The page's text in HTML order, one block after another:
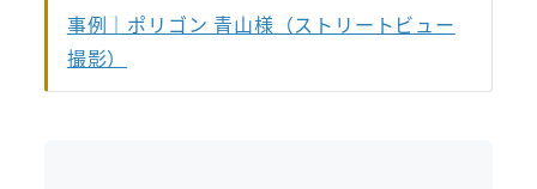
事例｜ポリゴン 青山様（ストリートビュー
撮影）